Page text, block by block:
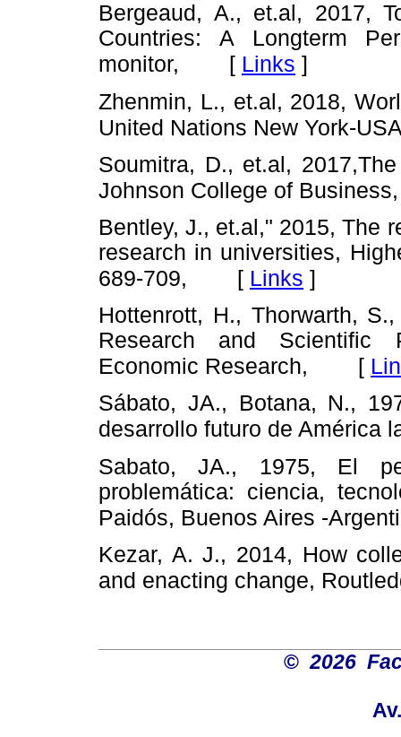
Bergeaud, A., et.al, 2017,
Countries: A Longterm
monitor, [ Links ]
Zhenmin, L., et.al, 2018,
United Nations New York-
Soumitra, D., et.al,
Johnson College of
Bentley, J., et.al," 2015, The
research in universities,
689-709, [ Links ]
Hottenrott, H., Thorwarth,
Research and Scientific
Economic Research, [
Sábato, JA., Botana, N.,
desarrollo futuro de América
Sabato, JA., 1975, El
problemática: ciencia,
Paidós, Buenos Aires -
Kezar, A. J., 2014, How
and enacting change,
© 2026